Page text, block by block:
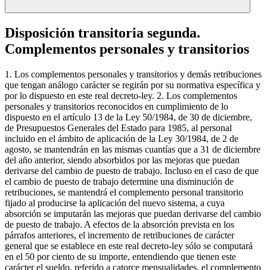
Disposición transitoria segunda.
Complementos personales y transitorios
1. Los complementos personales y transitorios y demás retribuciones
que tengan análogo carácter se regirán por su normativa específica y
por lo dispuesto en este real decreto-ley. 2. Los complementos
personales y transitorios reconocidos en cumplimiento de lo
dispuesto en el artículo 13 de la Ley 50/1984, de 30 de diciembre,
de Presupuestos Generales del Estado para 1985, al personal
incluido en el ámbito de aplicación de la Ley 30/1984, de 2 de
agosto, se mantendrán en las mismas cuantías que a 31 de diciembre
del año anterior, siendo absorbidos por las mejoras que puedan
derivarse del cambio de puesto de trabajo. Incluso en el caso de que
el cambio de puesto de trabajo determine una disminución de
retribuciones, se mantendrá el complemento personal transitorio
fijado al producirse la aplicación del nuevo sistema, a cuya
absorción se imputarán las mejoras que puedan derivarse del cambio
de puesto de trabajo. A efectos de la absorción prevista en los
párrafos anteriores, el incremento de retribuciones de carácter
general que se establece en este real decreto-ley sólo se computará
en el 50 por ciento de su importe, entendiendo que tienen este
carácter el sueldo, referido a catorce mensualidades, el complemento